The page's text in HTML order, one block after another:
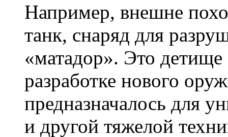
Например, внешне
танк, снаряд для
«матадор». Это
разработке нового
предназначалось для
и другой тяжелой